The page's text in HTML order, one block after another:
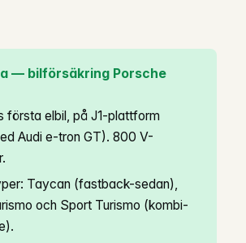
— bilförsäkring Porsche
första elbil, på J1-plattform
Audi e-tron GT). 800 V-
Taycan (fastback-sedan),
och Sport Turismo (kombi-